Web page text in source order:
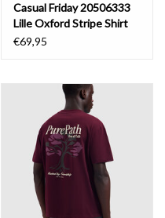
Casual Friday 20506333
Lille Oxford Stripe Shirt
8890 Wine Red
€69,95